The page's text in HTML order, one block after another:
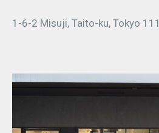
1-6-2 Misuji, Taito-ku, Tokyo